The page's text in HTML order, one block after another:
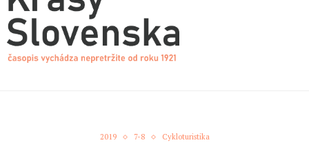
2019 7-8 Cykloturistika